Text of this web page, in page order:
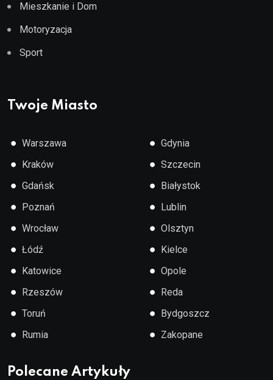
Mieszkanie i Dom
Motoryzacja
Sport
Twoje Miasto
● Warszawa
● Kraków
● Gdańsk
● Poznań
● Wrocław
● Łódź
● Katowice
● Rzeszów
● Toruń
● Rumia
● Gdynia
● Szczecin
● Białystok
● Lublin
● Olsztyn
● Kielce
● Opole
● Reda
● Bydgoszcz
● Zakopane
Polecane Artykuły